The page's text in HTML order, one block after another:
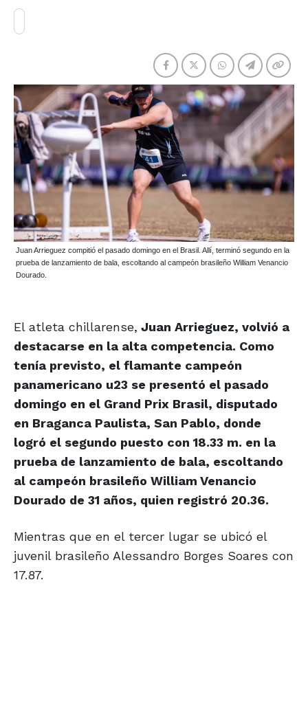
Juan Arrieguez compitió el pasado domingo en el Brasil. Allí, terminó segundo en la
prueba de lanzamiento de bala, escoltando al campeón brasileño William Venancio
Dourado.
El atleta chillarense, Juan Arrieguez, volvió a
destacarse en la alta competencia. Como
tenía previsto, el flamante campeón
panamericano u23 se presentó el pasado
domingo en el Grand Prix Brasil, disputado
en Braganca Paulista, San Pablo, donde
logró el segundo puesto con 18.33 m. en la
prueba de lanzamiento de bala, escoltando
al campeón brasileño William Venancio
Dourado de 31 años, quien registró 20.36.
Mientras que en el tercer lugar se ubicó el
juvenil brasileño Alessandro Borges Soares con
17.87.